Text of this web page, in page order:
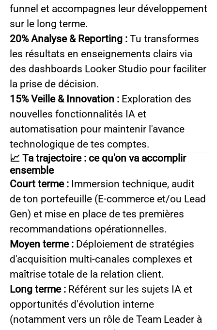
funnel et accompagnes leur développement
sur le long terme.
20% Analyse & Reporting : Tu transformes
les résultats en enseignements clairs via
des dashboards Looker Studio pour faciliter
la prise de décision.
15% Veille & Innovation : Exploration des
nouvelles fonctionnalités IA et
automatisation pour maintenir l'avance
technologique de tes comptes.
📈 Ta trajectoire : ce qu'on va accomplir
ensemble
Court terme : Immersion technique, audit
de ton portefeuille (E-commerce et/ou Lead
Gen) et mise en place de tes premières
recommandations opérationnelles.
Moyen terme : Déploiement de stratégies
d'acquisition multi-canales complexes et
maîtrise totale de la relation client.
Long terme : Référent sur les sujets IA et
opportunités d'évolution interne
(notamment vers un rôle de Team Leader à